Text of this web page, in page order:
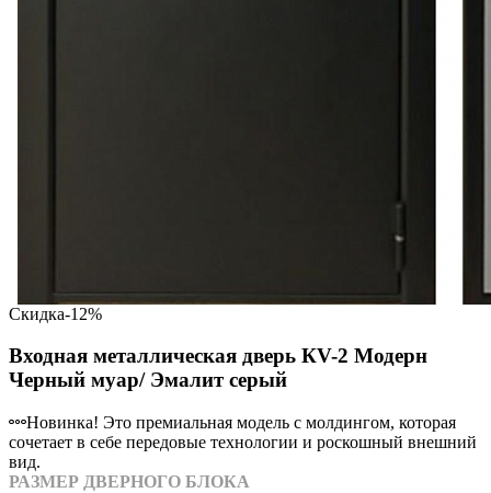
Скидка-12%
Входная металлическая дверь КV-2 Модерн
Черный муар/ Эмалит серый
Новинка! Это премиальная модель с молдингом, которая
сочетает в себе передовые технологии и роскошный внешний
вид.
РАЗМЕР ДВЕРНОГО БЛОКА